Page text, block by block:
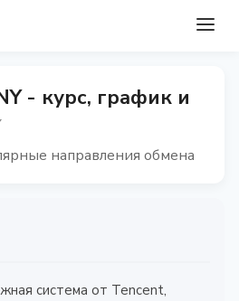
- курс, график и
направления обмена
система от Tencent,